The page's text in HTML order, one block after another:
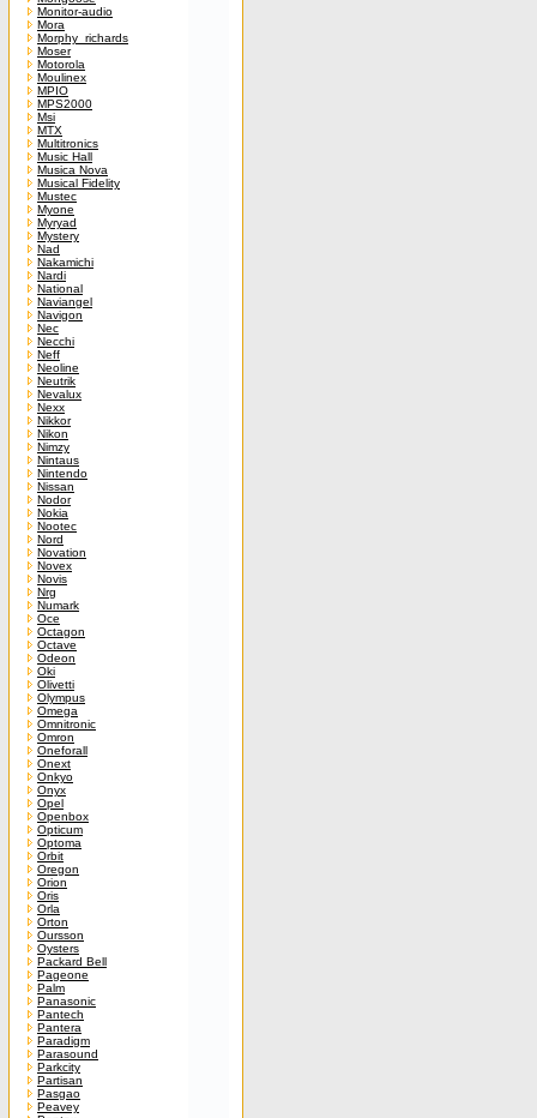
Monitor-audio
Mora
Morphy_richards
Moser
Motorola
Moulinex
MPIO
MPS2000
Msi
MTX
Multitronics
Music Hall
Musica Nova
Musical Fidelity
Mustec
Myone
Myryad
Mystery
Nad
Nakamichi
Nardi
National
Naviangel
Navigon
Nec
Necchi
Neff
Neoline
Neutrik
Nevalux
Nexx
Nikkor
Nikon
Nimzy
Nintaus
Nintendo
Nissan
Nodor
Nokia
Nootec
Nord
Novation
Novex
Novis
Nrg
Numark
Oce
Octagon
Octave
Odeon
Oki
Olivetti
Olympus
Omega
Omnitronic
Omron
Oneforall
Onext
Onkyo
Onyx
Opel
Openbox
Opticum
Optoma
Orbit
Oregon
Orion
Oris
Orla
Orton
Oursson
Oysters
Packard Bell
Pageone
Palm
Panasonic
Pantech
Pantera
Paradigm
Parasound
Parkcity
Partisan
Pasgao
Peavey